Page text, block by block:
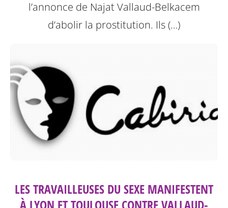
l’annonce de Najat Vallaud-Belkacem
d’abolir la prostitution. Ils (…)
LES TRAVAILLEUSES DU SEXE MANIFESTENT